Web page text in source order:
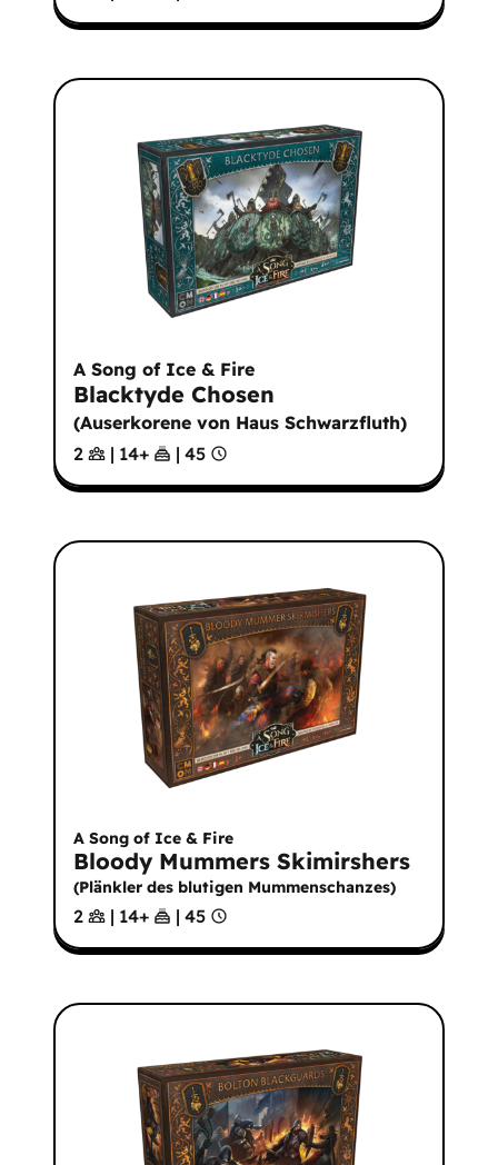
A Song of Ice & Fire
Blacktyde Chosen
(Auserkorene von Haus Schwarzfluth)
2
| 14+ | 45
A Song of Ice & Fire
Bloody Mummers Skimirshers
(Plänkler des blutigen Mummenschanzes)
2 | 14+ | 45